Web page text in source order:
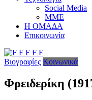
Social Media
ΜΜΕ
Η ΟΜΑΔΑ
Επικοινωνία
Βιογραφίες Κοινωνικά
Φρειδερίκη